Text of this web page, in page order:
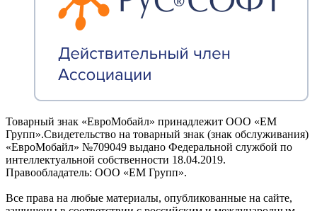
Товарный знак «ЕвроМобайл» принадлежит ООО «ЕМ
Групп».Свидетельство на товарный знак (знак обслуживания)
«ЕвроМобайл» №709049 выдано Федеральной службой по
интеллектуальной собственности 18.04.2019.
Правообладатель: ООО «ЕМ Групп».
Все права на любые материалы, опубликованные на сайте,